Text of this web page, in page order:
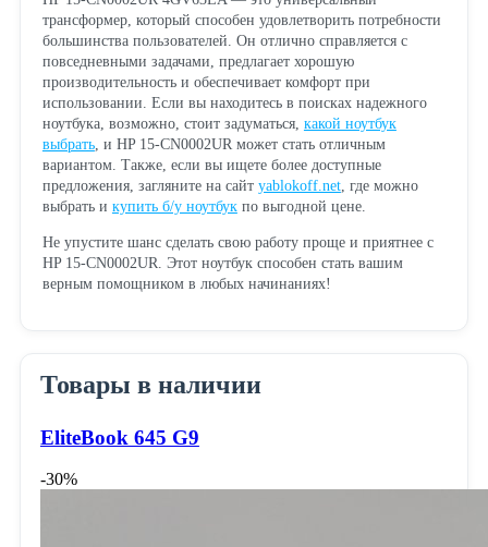
трансформер, который способен удовлетворить потребности
большинства пользователей. Он отлично справляется с
повседневными задачами, предлагает хорошую
производительность и обеспечивает комфорт при
использовании. Если вы находитесь в поисках надежного
ноутбука, возможно, стоит задуматься, какой ноутбук
выбрать, и HP 15-CN0002UR может стать отличным
вариантом. Также, если вы ищете более доступные
предложения, загляните на сайт yablokoff.net, где можно
выбрать и купить б/у ноутбукпо выгодной цене.
Не упустите шанс сделать свою работу проще и приятнее с
HP 15-CN0002UR. Этот ноутбук способен стать вашим
верным помощником в любых начинаниях!
Товары в наличии
EliteBook 645 G9
-30%